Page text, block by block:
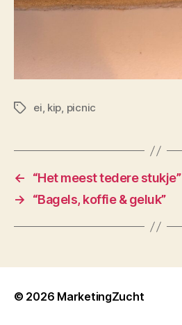
Tagsei, kip, picnic
←
“Het meest tedere stukje”
→
“Bagels, koffie & geluk”
© 2026 MarketingZucht